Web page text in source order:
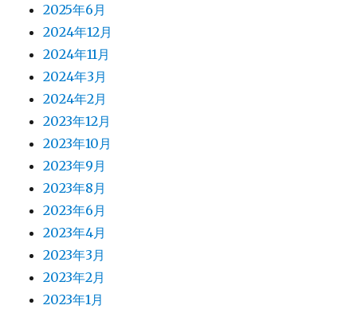
2025年6月
2024年12月
2024年11月
2024年3月
2024年2月
2023年12月
2023年10月
2023年9月
2023年8月
2023年6月
2023年4月
2023年3月
2023年2月
2023年1月